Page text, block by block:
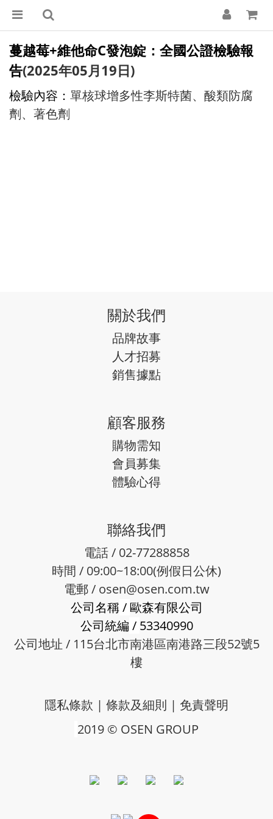
蔓越莓+維他命C發泡錠：全國公證檢驗報
告(2025年05月19日)
檢驗內容： 單核球增多性李斯特菌、酸類防腐
劑、著色劑
關於我們
品牌故事
人才招募
銷售據點
顧客服務
購物需知
會員募集
體驗心得
聯絡我們
電話 / 02-77288858
時間 / 09:00~18:00(例假日公休)
電郵 / osen@osen.com.tw
公司名稱/歐森有限公司
公司統編 / 53340990
公司地址 / 115台北市南港區南港路三段52號5
樓
隱私條款 | 條款及細則 | 免責聲明
2019 © OSEN GROUP